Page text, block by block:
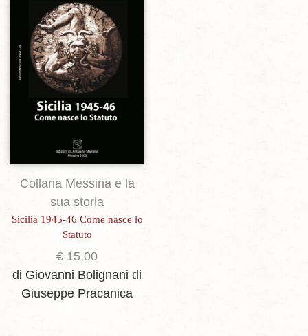
Aggiungi alla lista dei desideri
Collana Messina e la
sua storia
Sicilia 1945-46 Come nasce lo
Statuto
€ 15,00
di Giovanni Bolignani di
Giuseppe Pracanica